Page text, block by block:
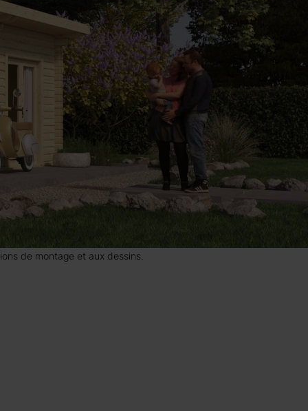
de montage et aux dessins.